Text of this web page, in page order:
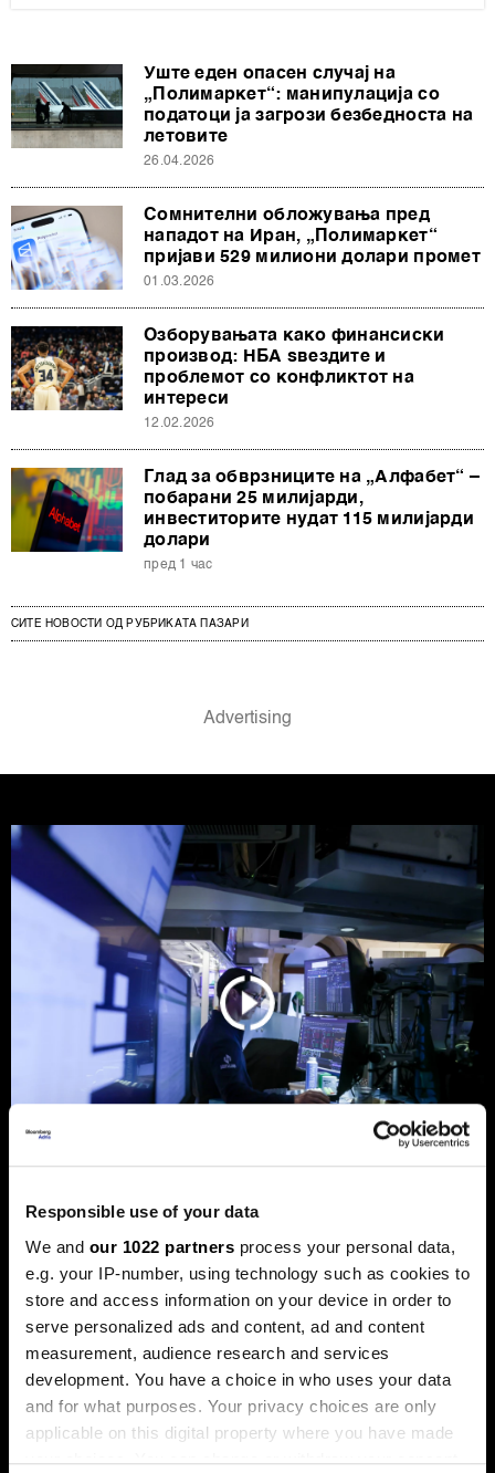
Responsible use of your data
We and our 1022 partners process your personal data,
e.g. your IP-number, using technology such as cookies to
store and access information on your device in order to
serve personalized ads and content, ad and content
measurement, audience research and services
development. You have a choice in who uses your data
and for what purposes. Your privacy choices are only
applicable on this digital property where you have made
your choices. You can change or withdraw your consent
Уште еден опасен случај на
„Полимаркет“: манипулација со
податоци ја загрози безбедноста на
летовите
26.04.2026
Сомнителни обложувања пред
нападот на Иран, „Полимаркет“
пријави 529 милиони долари промет
01.03.2026
Озборувањата како финансиски
производ: НБА ѕвездите и
проблемот со конфликтот на
интереси
12.02.2026
Глад за обврзниците на „Алфабет“ –
побарани 25 милијарди,
инвеститорите нудат 115 милијарди
долари
пред 1 час
СИТЕ НОВОСТИ ОД РУБРИКАТА ПАЗАРИ
Берзански преглед: Волстрит
еуфоричен, Коspi рекорден, а на
хоризонтот бура
Акциите на технолошките компании ја засилуваат
погодија обврзниците